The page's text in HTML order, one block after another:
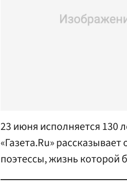
23 июня исполняется 130
«Газета.Ru»
поэтессы, жизнь которой